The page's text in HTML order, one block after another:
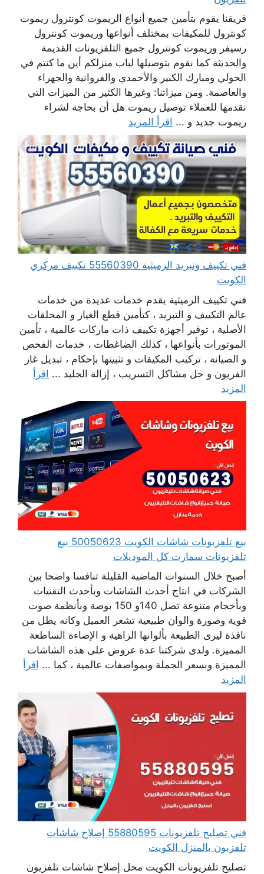
فريقنا يقوم بتأمين جميع أنواع الريموت كونترول ريموت
كونترول للمكيفات بمختلف أنواعها وريموت كونترول
رسيفر وريموت كونترول جميع التلفزيونات القديمة
والحديثة كما نقوم بتوصيلها لباب منزلكم أين ما كنتم في
الحولي ومبارك الكبير والأحمدي والفروانية والجهراء
والعاصمة. ومن ميزاتنا: وغيرها الكثير من الميزات التي
نقدمها للعملاء توصيل ريموت هل أن بحاجة لشراء
ريموت جديد و ... اقرأ المزيد
فني تكييف وتبريد الرميثية 55560390 تكييف مركزي
الكويت
فني تكييف الرميثية يقدم خدمات عديدة من خدمات
عالم التكييف و التبريد ، كتأمين قطع الغيار و المحلقات
الأصلية ، توفير أجهزة تكييف ذات ماركات عالمية ، تأمين
الموتورات بأنواعها ، كذلك الضاغطات ، خدمات الفحص
و الصيانة ، تركيب المكيفات و تثبيتها بإحكام ، تبديل غاز
الفريون و حل مشاكل التسريب ، إزالة الجليد ... اقرأ
المزيد
بيع تلفزيونات شاشات الكويت 50050623 بيع
تلفزيونات سمارت كل الموديلات
أصبح خلال السنوات الماضية القليلة تنافسا واضحا بين
الشركات في انتاج أحدث الشاشات وبأحدث التقنيات
وبأحجام متنوعة تصل 140و 150 بوصة وبأنظمة صوت
قوية وصورة والوان طبيعية تشعر العميل وكانه يطل من
نافذة ليرى الطبيعة بألوانها الزاهية و الإضاءة الساطعة
المميزة. ولدى شركتنا عدة عروض على هذه الشاشات
المميزة وبسعر الجملة وبمواصفات عالمية ، كما ... اقرأ
المزيد
فني تصليح تلفزيونات 55880595 إصلاح شاشات
تلفزيون بالمنزل الكويت
تصليح تلفزيونات الكويت محل إصلاح شاشات تلفزيون